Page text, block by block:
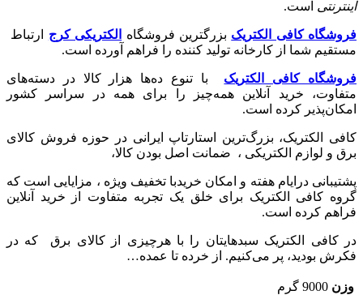
اینترنتی است.
فروشگاه کافی الکتریک بزرگترین فروشگاه الکتریکی کرج
ارتباط
مستقیم شما از کارخانه تولید کننده را فراهم آورده است.
فروشگاه کافی الکتریک با تنوع ده‌ها هزار کالا در دسته‌های
متفاوت، خرید آنلاین همه‌چیز را برای همه در سراسر کشور
امکان‌پذیر کرده است.
کافی الکتریک، بزرگ‌ترین استارتاپ ایرانی در حوزه فروش کالای
برق و لوازم الکتریکی ،‌ ضمانت اصل بودن کالا،
پشتیبانی درایام هفته و امکان خریدبا تخفیف ویژه ، مزایایی است که
گروه کافی الکتریک برای خلق یک تجربه متفاوت از خرید آنلاین
فراهم کرده است.
در کافی الکتریک سبدهایتان را با هرچیزی از کالای برق که در
فکرش بودید، پر می‌کنیم. از خرده تا عمده…
وزن 9000 گرم